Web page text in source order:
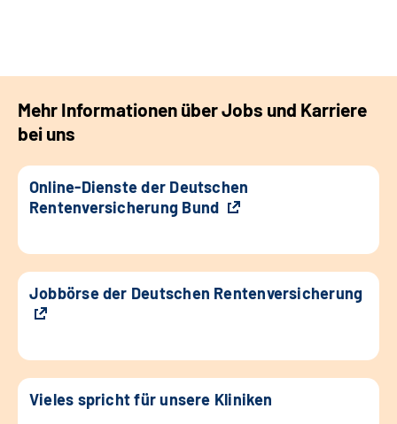
Mehr Informationen über Jobs und Karriere
bei uns
Online-Dienste der Deutschen
Rentenversicherung Bund
Jobbörse der Deutschen Rentenversicherung
Vieles spricht für unsere Kliniken